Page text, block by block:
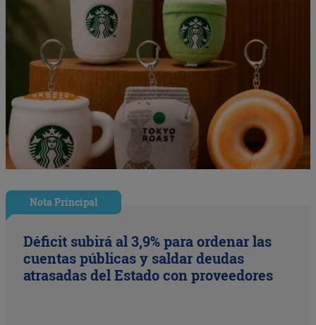
Nota Principal
Déficit subirá al 3,9% para ordenar las
cuentas públicas y saldar deudas
atrasadas del Estado con proveedores